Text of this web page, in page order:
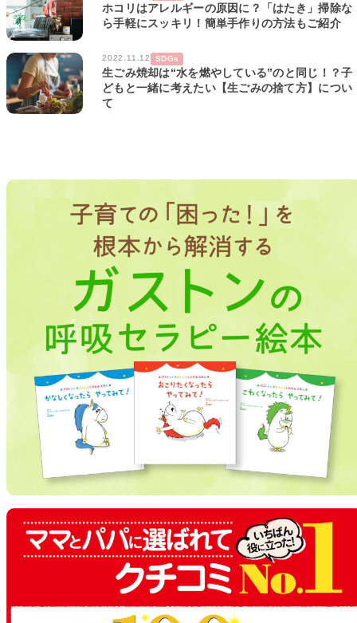
ホコリはアレルギーの原因に？「はたき」掃除な
ら手軽にスッキリ！簡単手作りの方法もご紹介
2022.11.12 SDGs
生ごみ焼却は“水を燃やしている”のと同じ！？子
どもと一緒に考えたい【生ごみの捨て方】につい
て